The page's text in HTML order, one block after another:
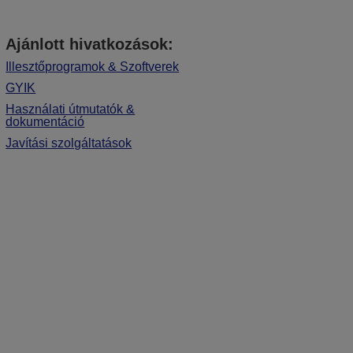
Ajánlott hivatkozások:
Illesztőprogramok & Szoftverek
GYIK
Használati útmutatók &
dokumentáció
Javítási szolgáltatások